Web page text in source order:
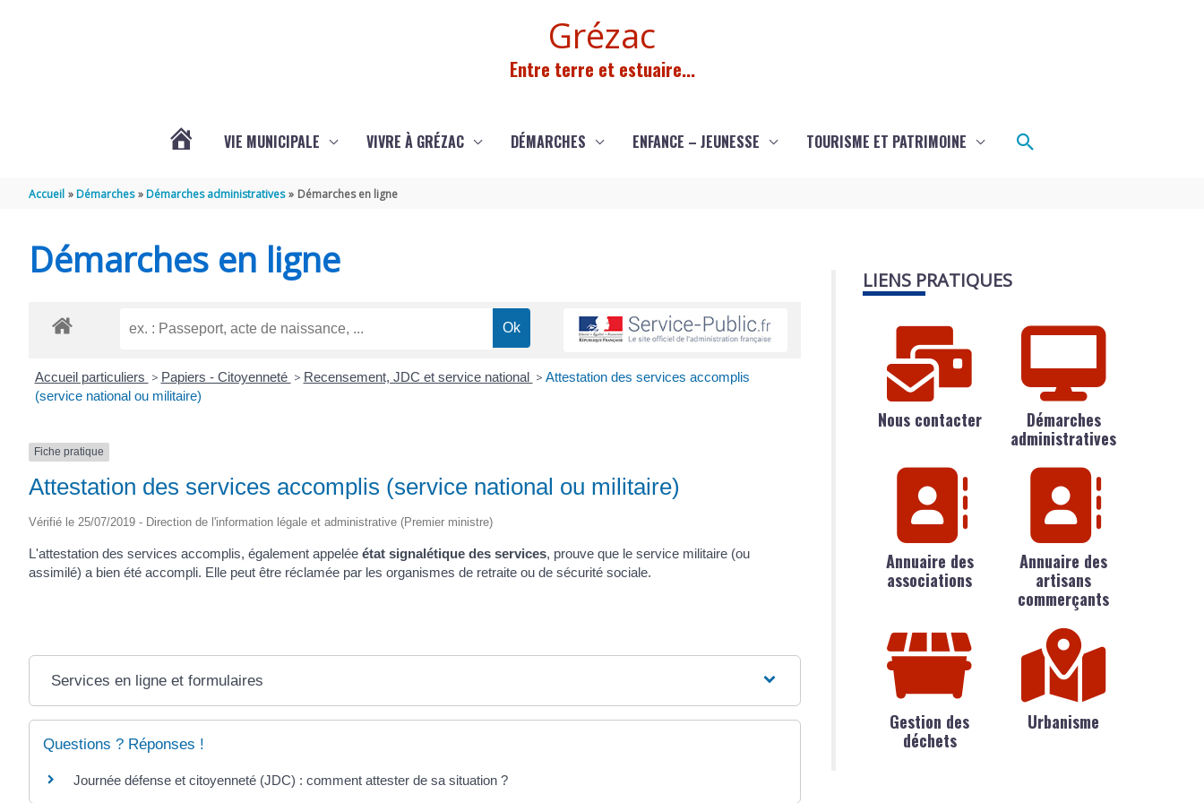
Grézac
Entre terre et estuaire...
VIE MUNICIPALE VIVRE À GRÉZAC DÉMARCHES ENFANCE – JEUNESSE TOURISME ET PATRIMOINE Rechercher
Accueil Démarches Démarches administratives Démarches en ligne
Démarches en ligne
Accueil particuliers > Papiers - Citoyenneté > Recensement, JDC et service national > Attestation des services accomplis
(service national ou militaire)
Fiche pratique
Attestation des services accomplis (service national ou militaire)
Vérifié le 25/07/2019 - Direction de l'information légale et administrative (Premier ministre)
L'attestation des services accomplis, également appelée état signalétique des services, prouve que le service militaire (ou
assimilé) a bien été accompli. Elle peut être réclamée par les organismes de retraite ou de sécurité sociale.
Services en ligne et formulaires
Questions ? Réponses !
Journée défense et citoyenneté (JDC) : comment attester de sa situation ?
LIENS PRATIQUES
Nous contacter
Démarches
administratives
Annuaire des
associations
Annuaire des
artisans
commerçants
Gestion des
déchets
Urbanisme